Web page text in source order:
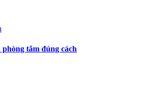
phòng tắm đúng cách